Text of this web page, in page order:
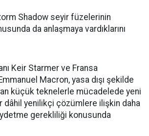
Shadow seyir füzelerinin
da anlaşmaya vardıklarını
Keir Starmer ve Fransa
Macron, yasa dışı şekilde
küçük teknelerle mücadelede yeni
dâhil yenilikçi çözümlere ilişkin daha
gerekliliği konusunda